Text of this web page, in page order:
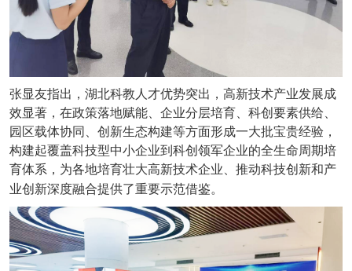
张显友指出，湖北科教人才优势突出，高新技术产业发展成
效显著，在政策落地赋能、企业分层培育、科创要素供给、
园区载体协同、创新生态构建等方面形成一大批宝贵经验，
构建起覆盖科技型中小企业到科创领军企业的全生命周期培
育体系，为各地培育壮大高新技术企业、推动科技创新和产
业创新深度融合提供了重要示范借鉴。